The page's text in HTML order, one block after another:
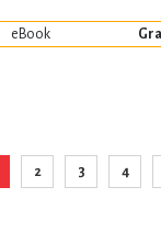
eBook
Página
viendo la página
Página
2
Página
3
4